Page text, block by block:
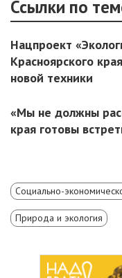
Ссылки по
Нацпроект
Красноярского
новой техники
«Мы не должны
края готовы
Социально-
Природа и экология